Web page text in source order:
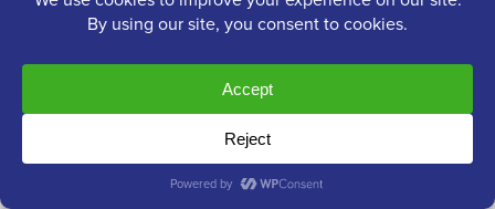
Come scrivere un ottimo post del blog
Come creare un piano di contenuti efficace
Utilizzo anche la ricerca per parole chiave per trovare